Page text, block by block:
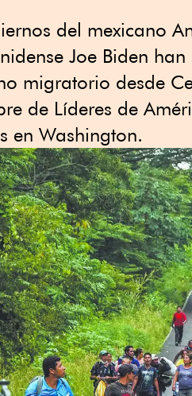
del mexicano
Joe Biden
migratorio desde
de Líderes de
en Washington.